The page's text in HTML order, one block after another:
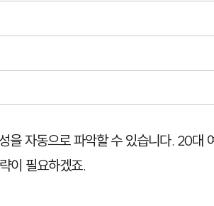
을 자동으로 파악할 수 있습니다. 20대
이 필요하겠죠.